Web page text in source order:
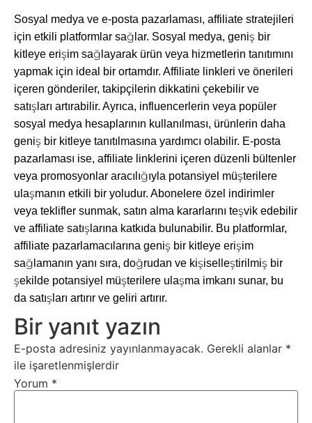
Sosyal medya ve e-posta pazarlaması, affiliate stratejileri
için etkili platformlar sağlar. Sosyal medya, geniş bir
kitleye erişim sağlayarak ürün veya hizmetlerin tanıtımını
yapmak için ideal bir ortamdır. Affiliate linkleri ve önerileri
içeren gönderiler, takipçilerin dikkatini çekebilir ve
satışları artırabilir. Ayrıca, influencerlerin veya popüler
sosyal medya hesaplarının kullanılması, ürünlerin daha
geniş bir kitleye tanıtılmasına yardımcı olabilir. E-posta
pazarlaması ise, affiliate linklerini içeren düzenli bültenler
veya promosyonlar aracılığıyla potansiyel müşterilere
ulaşmanın etkili bir yoludur. Abonelere özel indirimler
veya teklifler sunmak, satın alma kararlarını teşvik edebilir
ve affiliate satışlarına katkıda bulunabilir. Bu platformlar,
affiliate pazarlamacılarına geniş bir kitleye erişim
sağlamanın yanı sıra, doğrudan ve kişiselleştirilmiş bir
şekilde potansiyel müşterilere ulaşma imkanı sunar, bu
da satışları artırır ve geliri artırır.
Bir yanıt yazın
E-posta adresiniz yayınlanmayacak. Gerekli alanlar *
ile işaretlenmişlerdir
Yorum *